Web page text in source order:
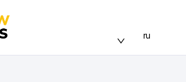
ru